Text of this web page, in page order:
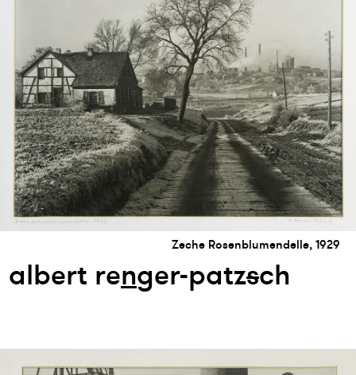
Zeche Rosenblumendelle, 1929
albert renger-patzsch